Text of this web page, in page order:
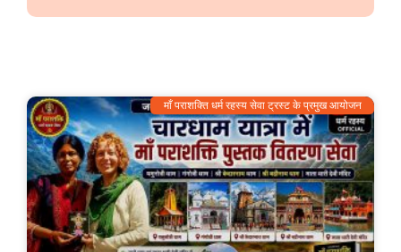
माँ पराशक्ति धर्म रहस्य सेवा ट्रस्ट के प्रमुख आयोजन